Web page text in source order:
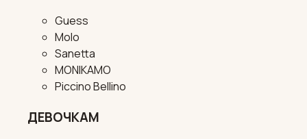
Guess
Molo
Sanetta
MONIKAMO
Piccino Bellino
ДЕВОЧКАМ